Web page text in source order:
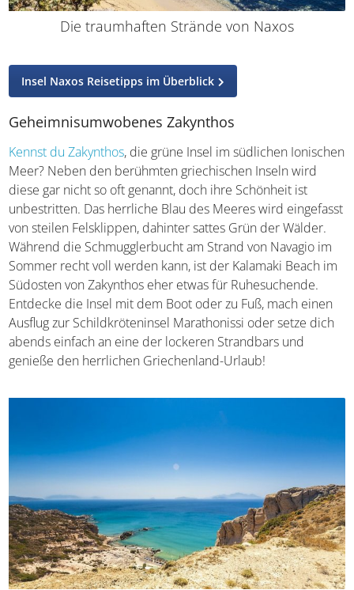
Die traumhaften Strände von Naxos
Insel Naxos Reisetipps im Überblick
, die grüne Insel im südlichen
Ionischen Meer? Neben den berühmten griechischen
Inseln wird diese gar nicht so oft genannt, doch ihre
Schönheit ist unbestritten. Das herrliche Blau des Meeres
wird eingefasst von steilen Felsklippen, dahinter sattes
Grün der Wälder. Während die Schmugglerbucht am
Strand von Navagio im Sommer recht voll werden kann,
ist der Kalamaki Beach im Südosten von Zakynthos eher
etwas für Ruhesuchende. Entdecke die Insel mit dem
Boot oder zu Fuß, mach einen Ausflug zur
Schildkröteninsel Marathonissi oder setze dich abends
einfach an eine der lockeren Strandbars und genieße den
herrlichen Griechenland-Urlaub!